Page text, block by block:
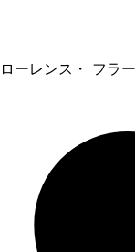
ローレンス・ フラー